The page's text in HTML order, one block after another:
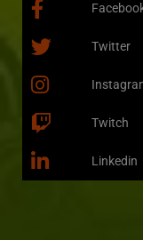
Twitter
Twitch
Linkedin